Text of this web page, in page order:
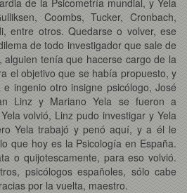
Coombs, Tucker, Cronbach,
entre otros. Quedarse o volver, ese
de todo investigador que sale de
alguien tenía que hacerse cargo de la
el objetivo que se había propuesto, y
ingenio otro insigne psicólogo, José
Linz y Mariano Yela se fueron a
volvió, Linz pudo investigar y Yela
Yela trabajó y penó aquí, y a él le
que hoy es la Psicología en España.
o quijotescamente, para eso volvió.
psicólogos españoles, sólo cabe
por la vuelta, maestro.